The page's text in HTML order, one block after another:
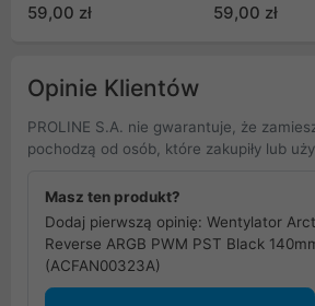
59,00 zł 59,00 zł
Opinie Klientów
PROLINE S.A. nie gwarantuje, że
pochodzą od osób, które zakupiły lub
Masz ten produkt?
Dodaj pierwszą opinię: Wentylator
Reverse ARGB PWM PST Black
(ACFAN00323A)